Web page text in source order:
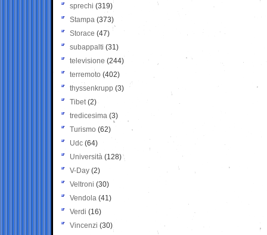
sprechi (319)
Stampa (373)
Storace (47)
subappalti (31)
televisione(244)
terremoto (402)
thyssenkrupp (3)
Tibet(2)
tredicesima (3)
Turismo (62)
Udc (64)
Università (128)
V-Day (2)
Veltroni (30)
Vendola (41)
Verdi (16)
Vincenzi (30)